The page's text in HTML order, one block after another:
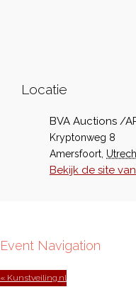
Locatie
BVA Auctions /
Kryptonweg 8
Amersfoort
Bekijk de site
Event Navigation
« Kunstveiling.nl